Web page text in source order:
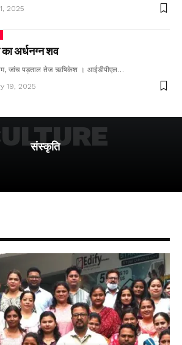
2025
का अर्धनग्न शव
जांच पड़ताल तेज ऋषिकेश । आईडीपीएल…
19, 2025
संस्कृति